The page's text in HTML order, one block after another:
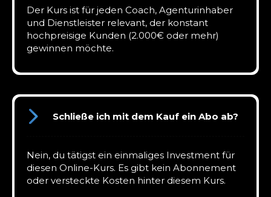
Der Kurs ist für jeden Coach, Agenturinhaber
und Dienstleister relevant, der konstant
hochpreisige Kunden (2.000€ oder mehr)
gewinnen möchte.
Schließe ich mit dem Kauf ein Abo ab?
Nein, du tätigst ein einmaliges Investment für
diesen Online-Kurs. Es gibt kein Abonnement
oder versteckte Kosten hinter diesem Kurs.